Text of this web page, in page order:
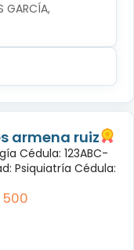
GARCÍA,
armena ruiz
Cédula: 123ABC-
Psiquiatría Cédula:
500